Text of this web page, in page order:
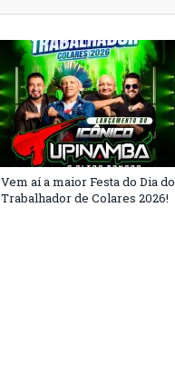
Vem aí a maior Festa do Dia do
Trabalhador de Colares 2026!